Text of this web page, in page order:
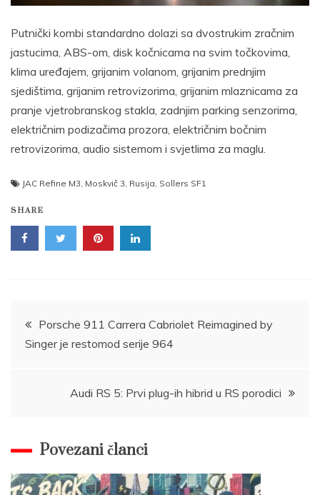
Putnički kombi standardno dolazi sa dvostrukim zračnim
jastucima, ABS-om, disk kočnicama na svim točkovima,
klima uređajem, grijanim volanom, grijanim prednjim
sjedištima, grijanim retrovizorima, grijanim mlaznicama za
pranje vjetrobranskog stakla, zadnjim parking senzorima,
električnim podizačima prozora, električnim bočnim
retrovizorima, audio sistemom i svjetlima za maglu.
JAC Refine M3, Moskvič 3, Rusija, Sollers SF1
SHARE
Post
navigation
Porsche 911 Carrera Cabriolet Reimagined by
Singer je restomod serije 964
Audi RS 5: Prvi plug-ih hibrid u RS porodici
Povezani članci